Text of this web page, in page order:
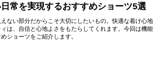
常を実現するおすすめショーツ5選
ない部分だからこそ大切にしたいもの。快適な着け心
は、自信と心地よさをもたらしてくれます。今回は機
ショーツをご紹介します。